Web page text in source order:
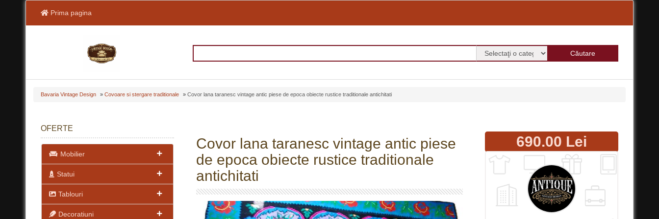
Prima pagina
Bavaria Vintage Design » Covoare si stergare traditionale » Covor lana taranesc vintage antic piese de epoca obiecte rustice traditionale antichitati
OFERTE
Mobilier
Statui
Tablouri
Decoratiuni
Covor lana taranesc vintage antic piese
de epoca obiecte rustice traditionale
antichitati
690.00 Lei